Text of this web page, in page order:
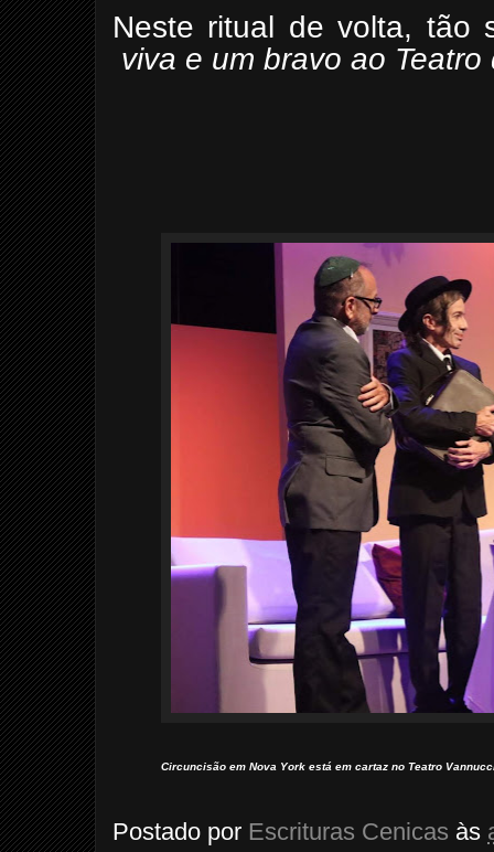
Neste ritual de volta, tão
viva e um bravo ao
Circuncisão em Nova York está em cartaz no Teatro
Postado por Escrituras Cenicas às